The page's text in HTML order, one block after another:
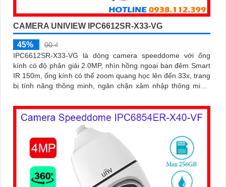
CAMERA UNIVIEW IPC6612SR-X33-VG
45%
00 ₫
IPC6612SR-X33-VG là dòng camera speeddome với ống
kính có độ phân giải 2.0MP, nhìn hồng ngoại ban đêm Smart
IR 150m, ống kính có thể zoom quang học lên đến 33x, trang
bị tính năng thông minh, ngăn chặn xâm nhập thông minh,